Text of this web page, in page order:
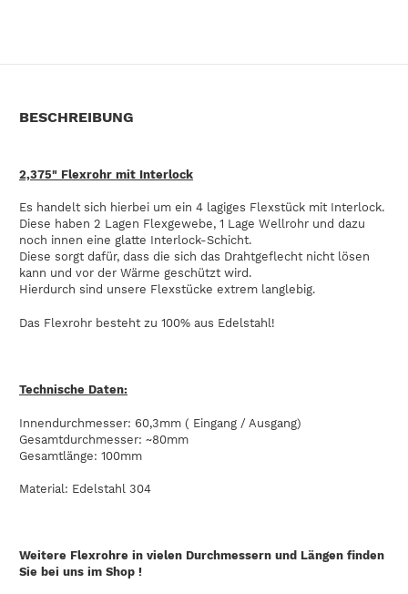
BESCHREIBUNG
2,375" Flexrohr mit Interlock
Es handelt sich hierbei um ein 4 lagiges Flexstück mit Interlock.
Diese haben 2 Lagen Flexgewebe, 1 Lage Wellrohr und dazu
noch innen eine glatte Interlock-Schicht.
Diese sorgt dafür, dass die sich das Drahtgeflecht nicht lösen
kann und vor der Wärme geschützt wird.
Hierdurch sind unsere Flexstücke extrem langlebig.
Das Flexrohr besteht zu 100% aus Edelstahl!
Technische Daten:
Innendurchmesser: 60,3mm ( Eingang / Ausgang)
Gesamtdurchmesser: ~80mm
Gesamtlänge: 100mm
Material: Edelstahl 304
Weitere Flexrohre in vielen Durchmessern und Längen finden
Sie bei uns im Shop !